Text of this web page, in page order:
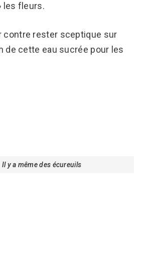
les fleurs.
contre rester sceptique sur
de cette eau sucrée pour les
Il y a même des écureuils